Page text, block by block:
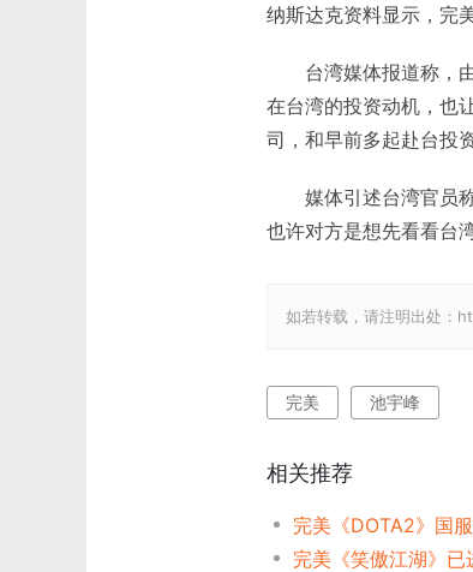
纳斯达克资料显示，完
台湾媒体报道称，由
在台湾的投资动机，也
司，和早前多起赴台投
媒体引述台湾官员称
也许对方是想先看看台
如若转载，请注明出处
完美 池宇峰
相关推荐
完美《DOTA2》国
完美《笑傲江湖》已